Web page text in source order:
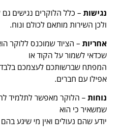
נגישות– כלל הלוקרים נגישים גם
ולכן השירות מותאם לכולם ונוח.
אחריות– הציוד שמוכנס ללוקר
שכדאי לשמור על הקוד או
המפתח שברשותכם לעצמכם
אפילו עם חברים.
נוחות– הלוקר מאפשר לתלמיד
שמשאיר כי הוא
יודע שהם נעולים ואין מי שיגע בהם